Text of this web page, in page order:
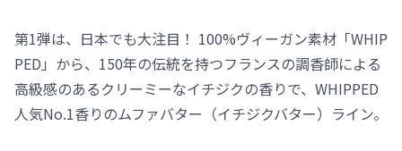
第1弾は、日本でも大注目！ 100%ヴィーガン素材「WHIP
PED」から、150年の伝統を持つフランスの調香師による
高級感のあるクリーミーなイチジクの香りで、WHIPPED
人気No.1香りのムファバター（イチジクバター）ライン。